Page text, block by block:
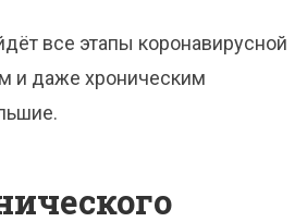
все этапы коронавирусной
и даже хроническим